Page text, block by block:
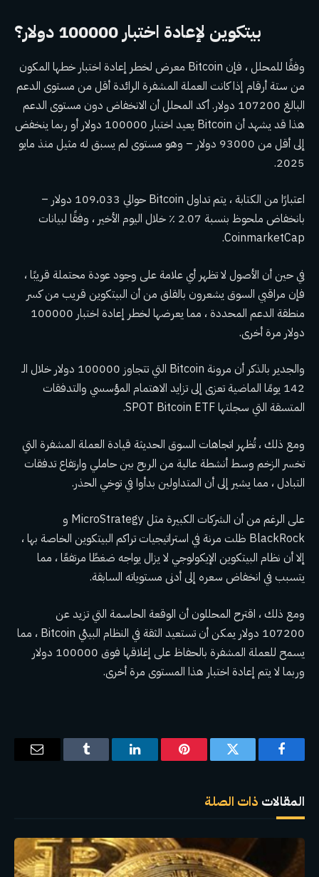
بيتكوين لإعادة اختبار 100000 دولار؟
وفقًا للمحلل ، فإن Bitcoin معرض لخطر إعادة اختبار خطها المكون
من ستة أرقام إذا كانت العملة المشفرة الرائدة أقل من مستوى الدعم
البالغ 107200 دولار. أكد المحلل أن الانخفاض دون مستوى الدعم
هذا قد يشهد أن Bitcoin يعيد اختبار 100000 دولار أو ربما ينخفض
​​إلى أقل من 93000 دولار – وهو مستوى لم يسبق له مثيل منذ مايو
2025.
اعتبارًا من الكتابة ، يتم تداول Bitcoin حوالي 109،033 دولار –
بانخفاض ملحوظ بنسبة 2.07 ٪ خلال اليوم الأخير ، وفقًا لبيانات
CoinmarketCap.
في حين أن الأصول لا تظهر أي علامة على وجود عودة محتملة قريبًا ،
فإن مراقبي السوق يشعرون بالقلق من أن البيتكوين قريب من كسر
منطقة الدعم المحددة ، مما يعرضها لخطر إعادة اختبار 100000
دولار مرة أخرى.
والجدير بالذكر أن مرونة Bitcoin التي تتجاوز 100000 دولار خلال الـ
142 يومًا الماضية تعزى إلى تزايد الاهتمام المؤسسي والتدفقات
المتسقة التي سجلتها SPOT Bitcoin ETF.
ومع ذلك ، تُظهر اتجاهات السوق الحديثة قيادة العملة المشفرة التي
تخسر الزخم وسط أنشطة عالية من الربح بين حاملي وارتفاع تدفقات
التبادل ، مما يشير إلى أن المتداولين بدأوا في توخي الحذر.
على الرغم من أن الشركات الكبيرة مثل MicroStrategy و
BlackRock ظلت مرنة في استراتيجيات تراكم البيتكوين الخاصة بها ،
إلا أن نظام البيتكوين الإيكولوجي لا يزال يواجه ضغطًا مرتفعًا ، مما
يتسبب في انخفاض سعره إلى أدنى مستوياته السابقة.
ومع ذلك ، اقترح المحللون أن الوقعة الحاسمة التي تزيد عن
107200 دولار يمكن أن تستعيد الثقة في النظام البيئي Bitcoin ، مما
يسمح للعملة المشفرة بالحفاظ على إغلاقها فوق 100000 دولار
وربما لا يتم إعادة اختبار هذا المستوى مرة أخرى.
فيسبوك تويتر بينتيريستلينكدإن Tumblr
البريد
المقالات ذات الصلة